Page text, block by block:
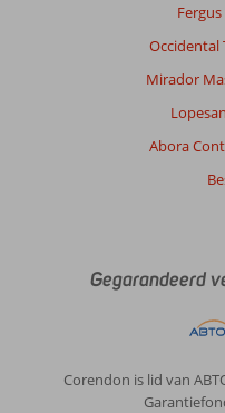
Occidental
Mirador
Abora
Gegarandeerd
Corendon is lid van